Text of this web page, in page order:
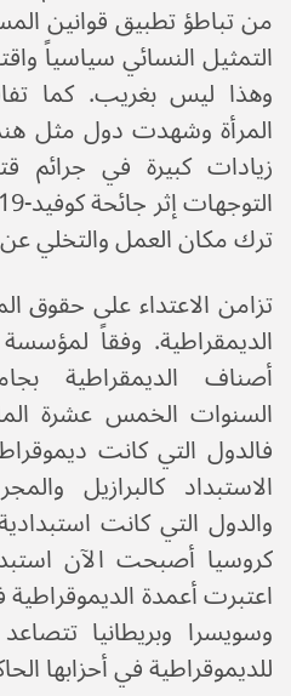
من تباطؤ تطبيق قوانين
التمثيل النسائي سياسياً
وهذا ليس بغريب. كما
المرأة وشهدت دول مثل
زيادات كبيرة في جرائم
ترك مكان العمل والتخلي
تزامن الاعتداء على حقوق
الديمقراطية. وفقاً
أصناف الديمقراطية
السنوات الخمس عشرة
فالدول التي كانت
الاستبداد كالبرازيل
والدول التي كانت
كروسيا أصبحت الآن
اعتبرت أعمدة
وسويسرا وبريطانيا
للديموقراطية في أحزابها